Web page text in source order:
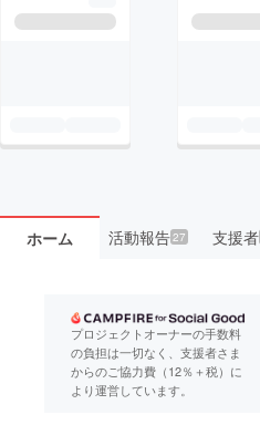
ホーム 活動報告27 支援者
プロジェクトオーナーの手数料
の負担は一切なく、支援者さま
からのご協力費（12％＋税）に
より運営しています。